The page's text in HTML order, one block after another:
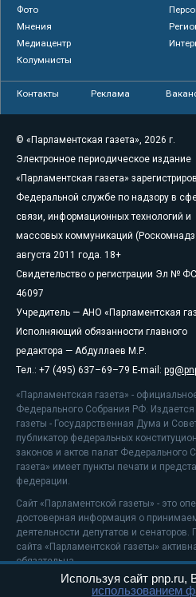
Фото
Мнения
Медиацентр
Колумнисты
Контакты Реклама
© «Парламентская газета», 2026 г.
Электронное периодическое издание
«Парламентская газета»
Федеральной службе по надзору в
связи, информационных технологий и
массовых коммуникаций
августа 2011 года. 18+
Свидетельство о регистрации Эл №
46097
Учредитель — АНО «Парламентская
Исполняющий обязанности главного
редактора — Абдуллаев М.Р.
Тел.: +7 (495) 637–69–79 E-mail:
«Парламентская газета» -
Федерального Собрания РФ.
газеты - Государственная Дума и
публикатор федеральных
законов и актов палат Федерального
газета» имеет пункты печати и
федерации.
Сайт «Парламентской газеты» - это
достоверная информация о
деятельности депутатов и
сайта «Парламентской газеты»
обязательна.
На информационном ресурсе
Используя сайт pnp.ru,
использованием